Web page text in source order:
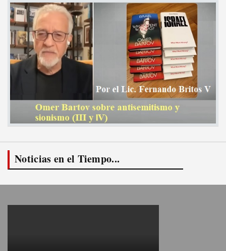
Noticias en el Tiempo...